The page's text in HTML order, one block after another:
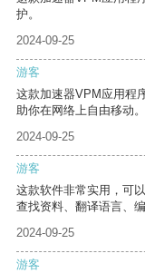
护。
2024-09-25
游客
这款加速器VPM应用程
助你在网络上自由移动。
2024-09-25
游客
这款软件非常实用，可
查找资料、翻译语言、编
2024-09-25
游客